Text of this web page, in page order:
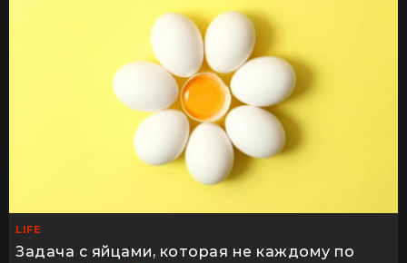
LIFE
Задача с яйцами, которая не каждому по